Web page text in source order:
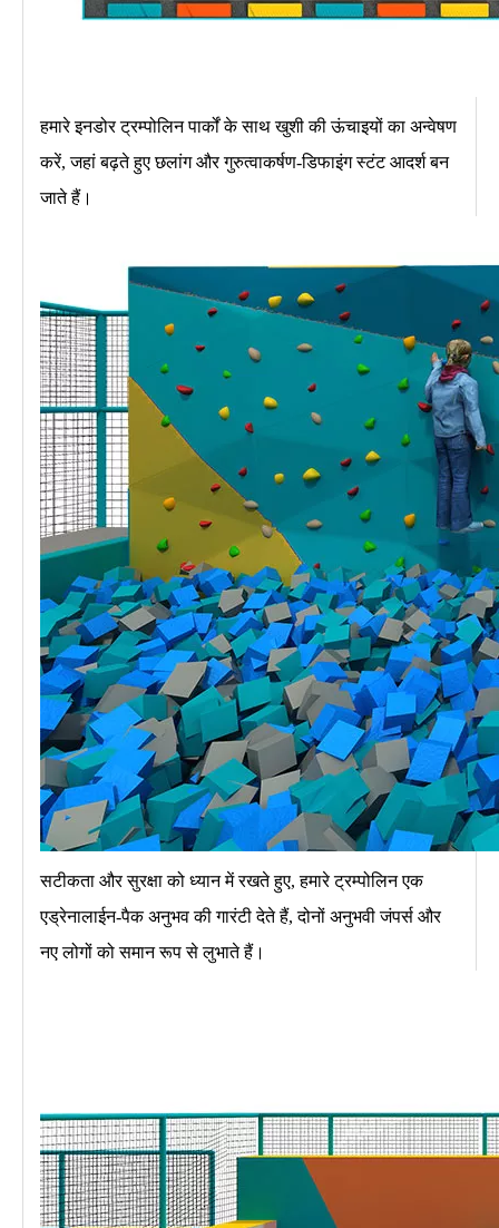
हमारे इनडोर ट्रम्पोलिन पार्कों के साथ खुशी की ऊंचाइयों का अन्वेषण
करें, जहां बढ़ते हुए छलांग और गुरुत्वाकर्षण-डिफाइंग स्टंट आदर्श बन
जाते हैं।
सटीकता और सुरक्षा को ध्यान में रखते हुए, हमारे ट्रम्पोलिन एक
एड्रेनालाईन-पैक अनुभव की गारंटी देते हैं, दोनों अनुभवी जंपर्स और
नए लोगों को समान रूप से लुभाते हैं।